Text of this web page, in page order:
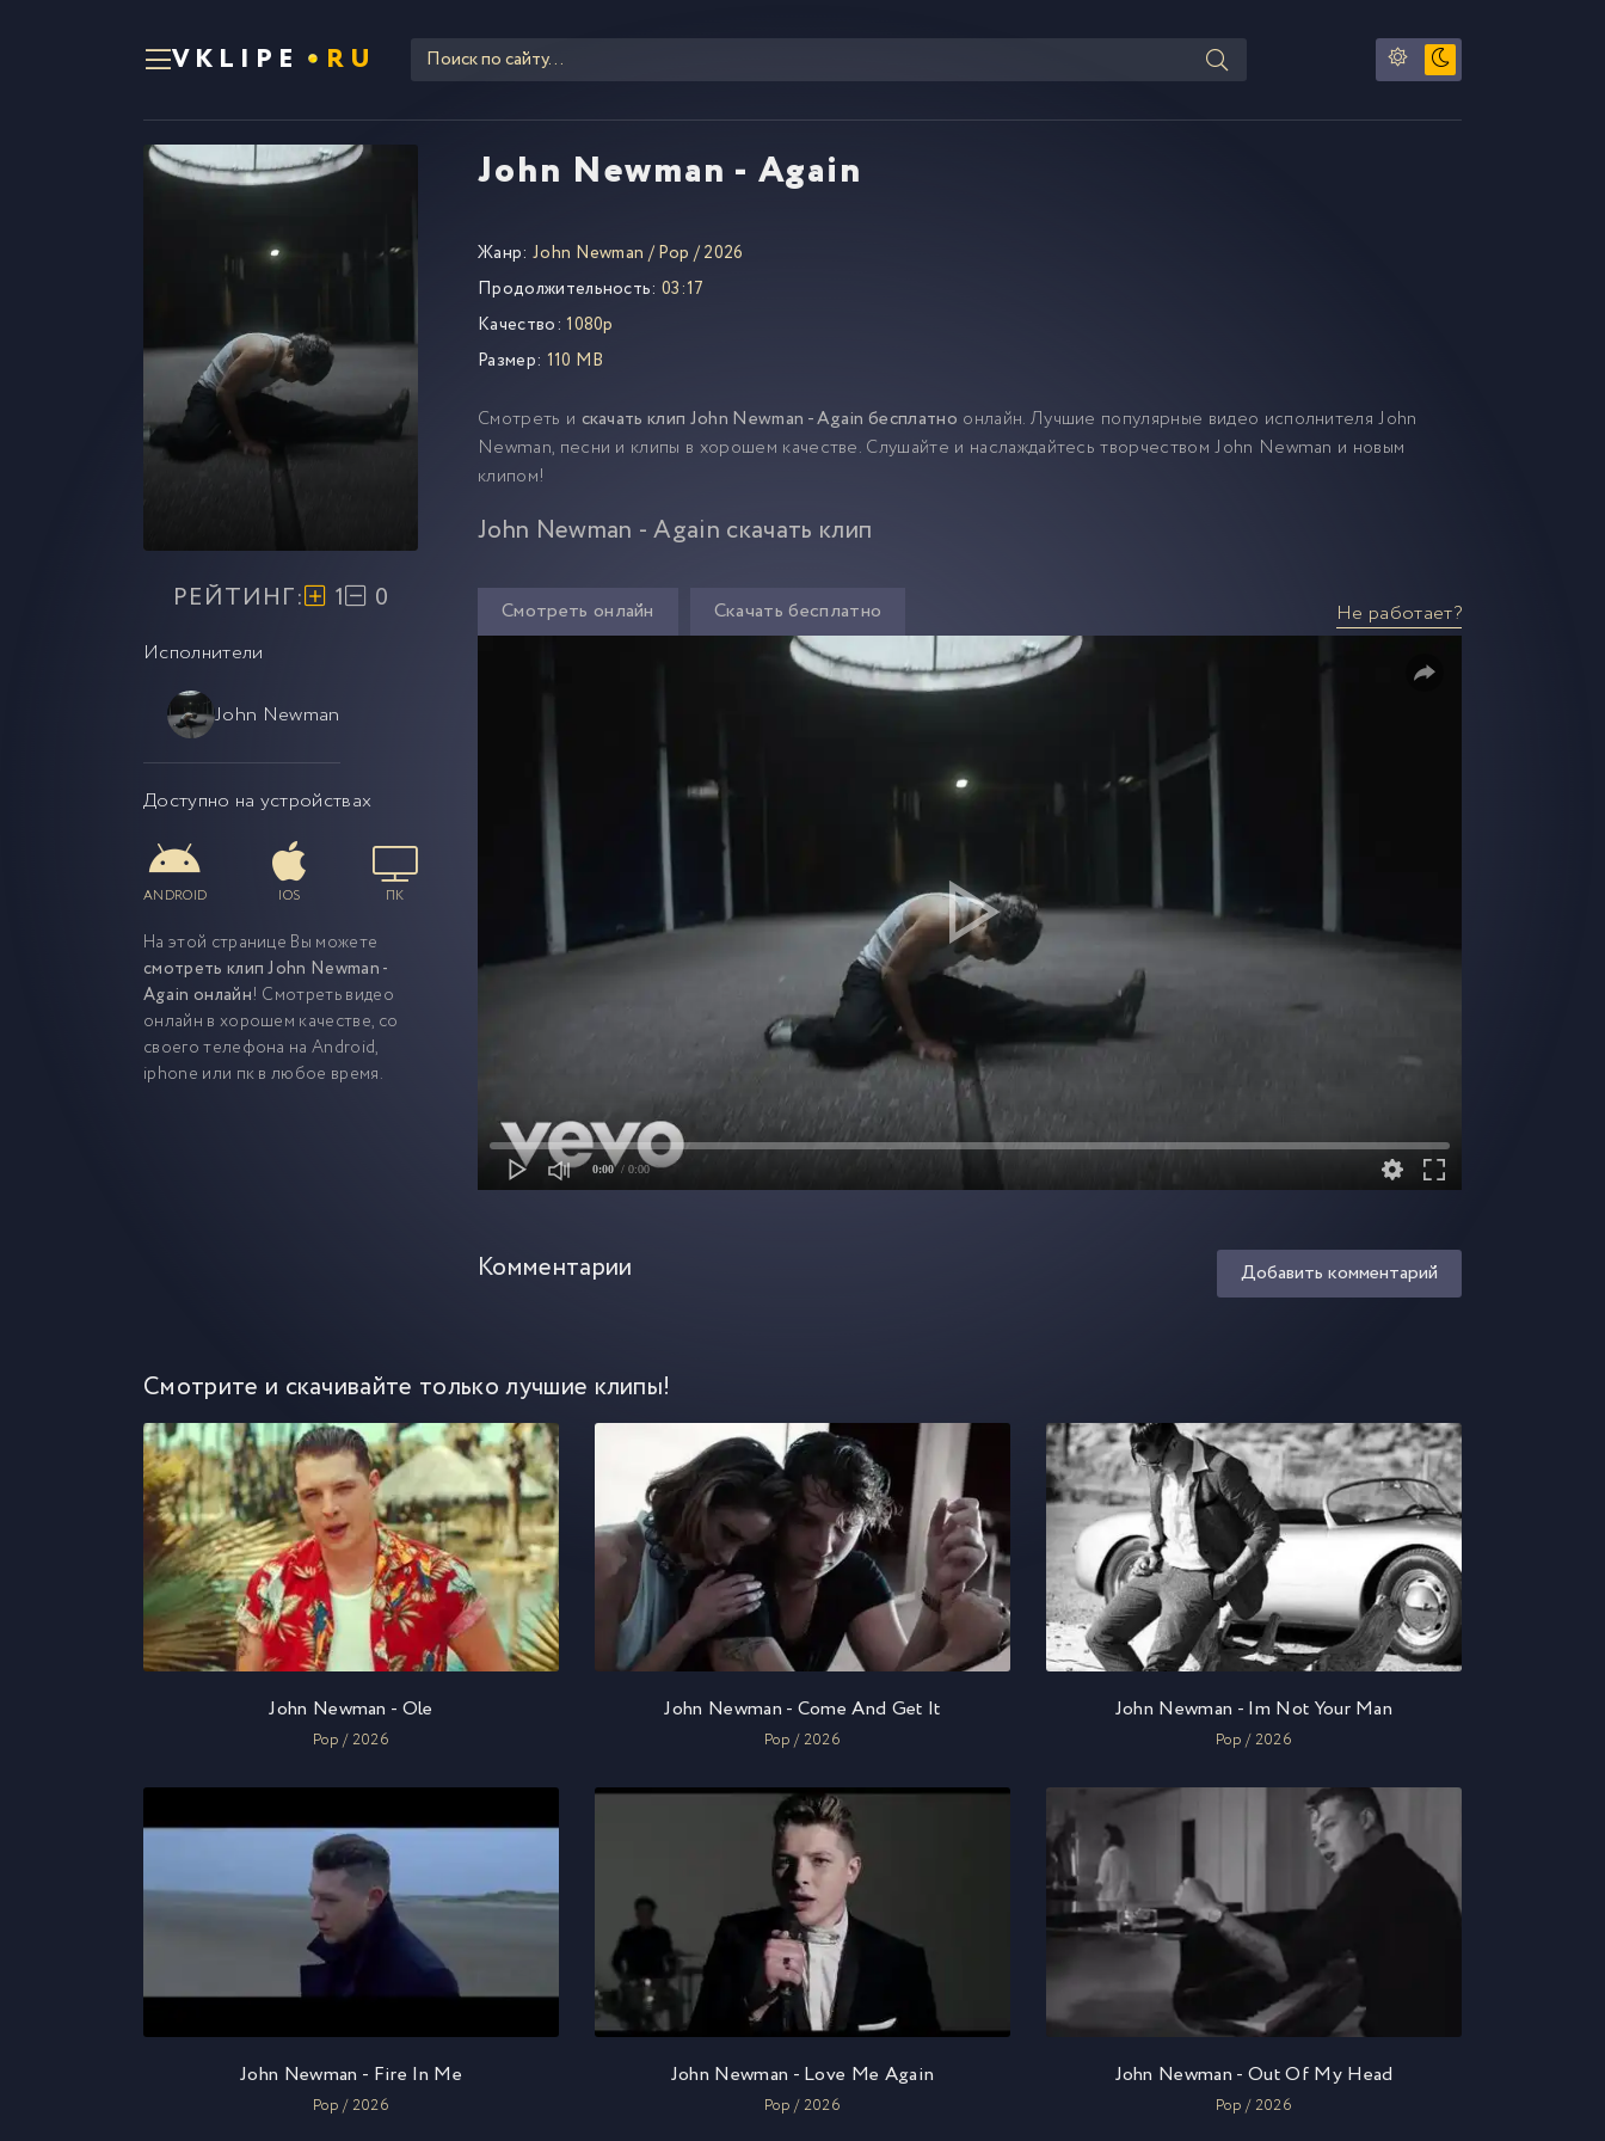
VKLIPE RU
John Newman - Again
РЕЙТИНГ: 1 0
Исполнители
John Newman
Доступно на устройствах
ANDROID IOS ПК
На этой странице Вы можете
смотреть клип John Newman -
Again онлайн! Смотреть видео
онлайн в хорошем качестве, со
своего телефона на Android,
iphone или пк в любое время.
Жанр: John Newman /Pop /2026
Продолжительность: 03:17
Качество: 1080p
Размер: 110 MB
Смотреть и скачать клип John Newman - Again бесплатно онлайн. Лучшие популярные видео исполнителя John
Newman, песни и клипы в хорошем качестве. Слушайте и наслаждайтесь творчеством John Newman и новым
клипом!
John Newman - Again скачать клип
Смотреть онлайн Скачать бесплатно Не работает?
0:00 / 0:00
Комментарии Добавить комментарий
Смотрите и скачивайте только лучшие клипы!
John Newman - Ole
Pop / 2026
John Newman - Come And Get It
Pop / 2026
John Newman - Im Not Your Man
Pop / 2026
John Newman - Fire In Me
Pop / 2026
John Newman - Love Me Again
Pop / 2026
John Newman - Out Of My Head
Pop / 2026